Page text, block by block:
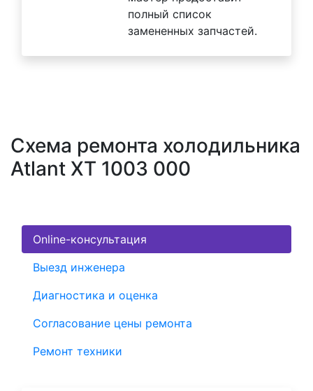
полный список
замененных запчастей.
Схема ремонта холодильника
Atlant XT 1003 000
Online-консультация
Выезд инженера
Диагностика и оценка
Согласование цены ремонта
Ремонт техники